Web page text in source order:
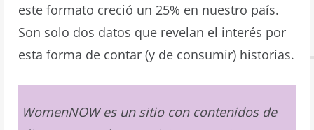
este formato creció un 25% en nuestro país.
Son solo dos datos que revelan el interés por
esta forma de contar (y de consumir) historias.
WomenNOW es un sitio con contenidos de